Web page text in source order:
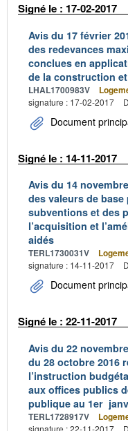
Signé le : 17-02-2017
Avis du 17 février
des redevances
conclues en
de la construction
LHAL1700983V
signature : 17-02-2017
Document
Signé le : 14-11-2017
Avis du 14
des valeurs de base
subventions et des
l’acquisition et
aidés
TERL1730031V
signature : 14-11-2017
Document
Signé le : 22-11-2017
Avis du 22
du 28 octobre 2016
l’instruction
aux offices publics
publique au 1er
TERL1728917V
signature : 22-11-2017